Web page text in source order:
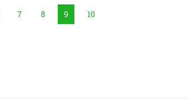
7 8 9 10